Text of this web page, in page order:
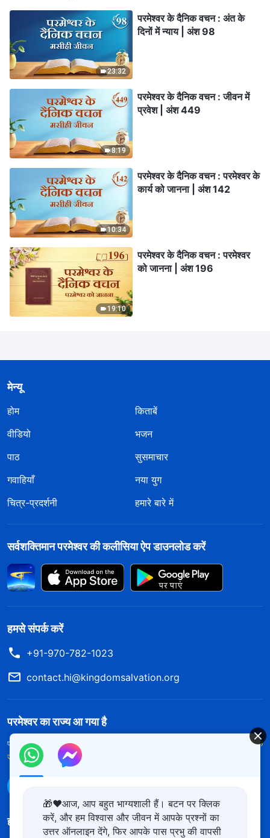
23:32
परमेश्वर के दैनिक वचन : अंत के
दिनों में न्याय | अंश 98
8:19
परमेश्वर के दैनिक वचन : जीवन में
प्रवेश | अंश 449
10:34
परमेश्वर के दैनिक वचन : परमेश्वर के
कार्य को जानना | अंश 142
19:10
परमेश्वर के दैनिक वचन : परमेश्वर
को जानना | अंश 196
मेन्यू
होम
किताबें
वीडियो
भजन
पाठ
सुसमाचार
गवाहियाँ
नया युग
चित्र-प्रदर्शनी
हमारे बारे में
सर्वशक्तिमान परमेश्वर की कलीसिया ऐप डाउनलोड करें
हमसे संपर्क करें
+91-970-782-1023
contact.hi@kingdomsalvation.org
परमेश्वर का राज्य आ गया है
परमेश्वर का राज्य पृथ्वी पर आ गया है! क्या आप इसमें प्रवेश करना चाहते हैं?
और अधिक
जानें
हमारा अनुसरण करें
🎁❤️आज, आप बहुत भाग्यशाली हैं। बटन पर क्लिक
करें, और हम विश्वास और जीवन में आपके प्रश्नों का
उत्तर ऑनलाइन देंगे, फिर आपके पास प्रभु की वापसी